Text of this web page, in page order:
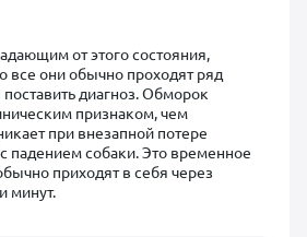
от этого состояния,
все они обычно проходят ряд
диагноз. Обморок
признаком, чем
при внезапной потере
падением собаки. Это временное
приходят в себя через
минут.